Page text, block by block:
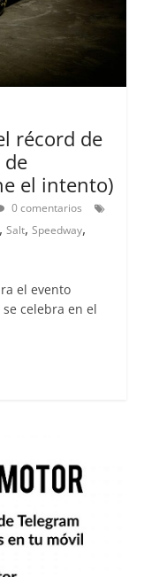
récord de
el intento)
0 comentarios
Salt, Speedway,
el evento
se celebra en el